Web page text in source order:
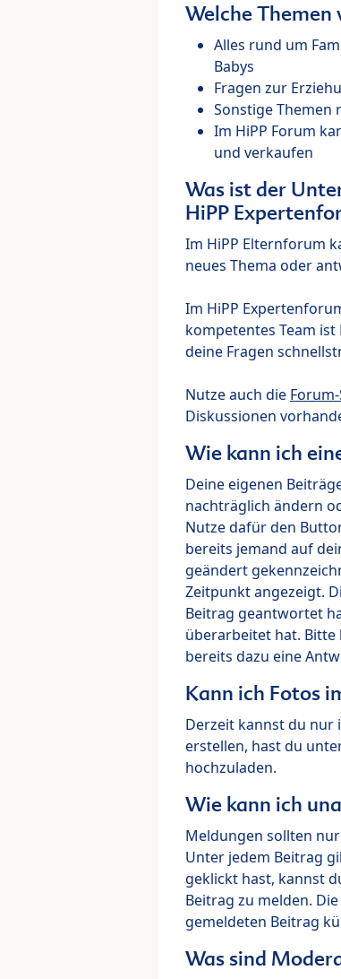
Welche Themen
Alles rund um
Babys
Fragen zur
Sonstige Themen
Im HiPP Forum
und verkaufen
Was ist der
HiPP
Im HiPP Elternforum
neues Thema oder
Im HiPP
kompetentes Team
deine Fragen
Nutze auch die
Diskussionen
Wie kann ich
Deine eigenen
nachträglich ändern
Nutze dafür den
bereits jemand auf
geändert
Zeitpunkt angezeigt.
Beitrag geantwortet
überarbeitet hat. Bitte
bereits dazu eine
Kann ich Fotos
Derzeit kannst du nur
erstellen, hast du
hochzuladen.
Wie kann ich
Meldungen sollten
Unter jedem Beitrag
geklickt hast, kannst
Beitrag zu melden.
gemeldeten Beitrag
Was sind